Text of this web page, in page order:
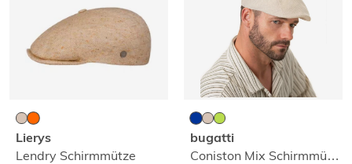
Lierys
Lendry Schirmmütze
bugatti
Coniston Mix Schirmmütze